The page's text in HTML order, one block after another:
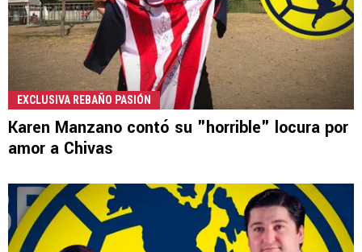
EXCLUSIVA REBAÑO PASIÓN
Karen Manzano contó su "horrible" locura por
amor a Chivas